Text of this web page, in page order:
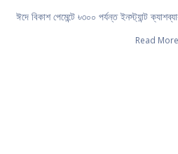
ঈদে বিকাশ পেমেন্টে ৳৩০০ পর্যন্ত ইনস্ট্যান্ট
Read More